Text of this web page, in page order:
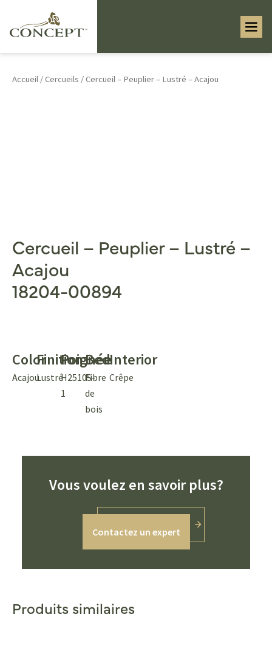
Accueil /Cercueils / Cercueil – Peuplier – Lustré – Acajou
Cercueil – Peuplier – Lustré –
Acajou
18204-00894
Color
Acajou
Finition
Lustré
Poignée
H2510S-
1
Bed
Fibre
de
bois
Interior
Crêpe
Vous voulez en savoir plus?
Contactez un expert
Produits similaires